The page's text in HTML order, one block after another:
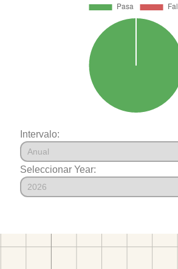
Intervalo:
Seleccionar Year: